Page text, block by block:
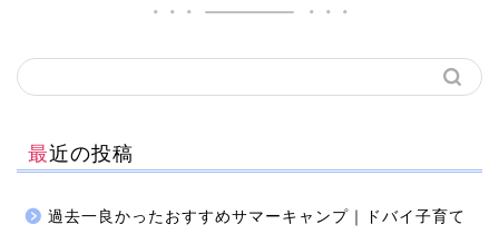
最近の投稿
過去一良かったおすすめサマーキャンプ｜ドバイ子育て